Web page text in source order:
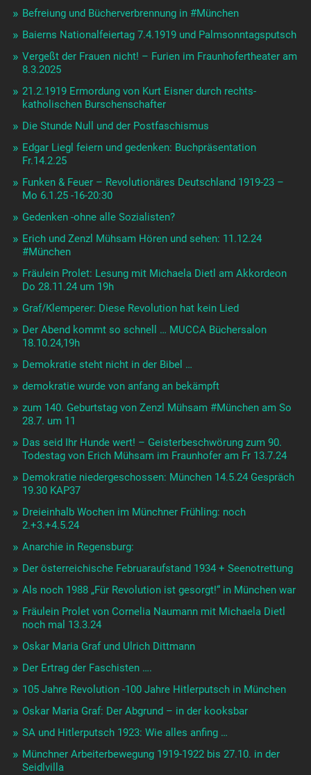
Befreiung und Bücherverbrennung in #München
Baierns Nationalfeiertag 7.4.1919 und Palmsonntagsputsch
Vergeßt der Frauen nicht! – Furien im Fraunhofertheater am
8.3.2025
21.2.1919 Ermordung von Kurt Eisner durch rechts-
katholischen Burschenschafter
Die Stunde Null und der Postfaschismus
Edgar Liegl feiern und gedenken: Buchpräsentation
Fr.14.2.25
Funken & Feuer – Revolutionäres Deutschland 1919-23 –
Mo 6.1.25 -16-20:30
Gedenken -ohne alle Sozialisten?
Erich und Zenzl Mühsam Hören und sehen: 11.12.24
#München
Fräulein Prolet: Lesung mit Michaela Dietl am Akkordeon
Do 28.11.24 um 19h
Graf/Klemperer: Diese Revolution hat kein Lied
Der Abend kommt so schnell … MUCCA Büchersalon
18.10.24,19h
Demokratie steht nicht in der Bibel …
demokratie wurde von anfang an bekämpft
zum 140. Geburtstag von Zenzl Mühsam #München am So
28.7. um 11
Das seid Ihr Hunde wert! – Geisterbeschwörung zum 90.
Todestag von Erich Mühsam im Fraunhofer am Fr 13.7.24
Demokratie niedergeschossen: München 14.5.24 Gespräch
19.30 KAP37
Dreieinhalb Wochen im Münchner Frühling: noch
2.+3.+4.5.24
Anarchie in Regensburg:
Der österreichische Februaraufstand 1934 + Seenotrettung
Als noch 1988 „Für Revolution ist gesorgt!“ in München war
Fräulein Prolet von Cornelia Naumann mit Michaela Dietl
noch mal 13.3.24
Oskar Maria Graf und Ulrich Dittmann
Der Ertrag der Faschisten ….
105 Jahre Revolution -100 Jahre Hitlerputsch in München
Oskar Maria Graf: Der Abgrund – in der kooksbar
SA und Hitlerputsch 1923: Wie alles anfing …
Münchner Arbeiterbewegung 1919-1922 bis 27.10. in der
Seidlvilla